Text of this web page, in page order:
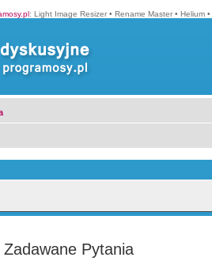
: Light Image Resizer • Rename Master • Helium •
Pytania